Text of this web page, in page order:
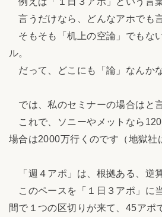
言うだけなら、どんなアホでも言
そもそも「机上の空論」でもな
ル。
だって、どこにも「論」なんか
では、私のセミナーの場合はと
これで、ソニーやメットなら
場合は2000万行くのです（地獄社
「週４アポ」は、根拠ある、逆
このペースを「１日３アポ」に
間で１つの区切りが来て、45アポ